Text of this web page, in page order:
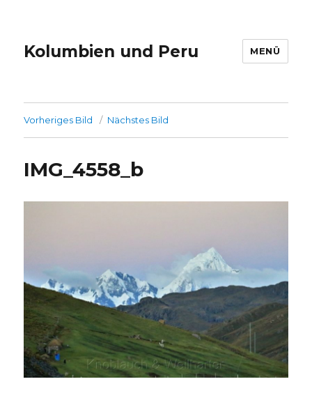
Kolumbien und Peru MENÜ
Vorheriges Bild Nächstes Bild
IMG_4558_b